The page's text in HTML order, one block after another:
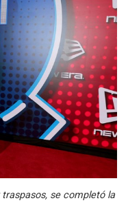
se completó la